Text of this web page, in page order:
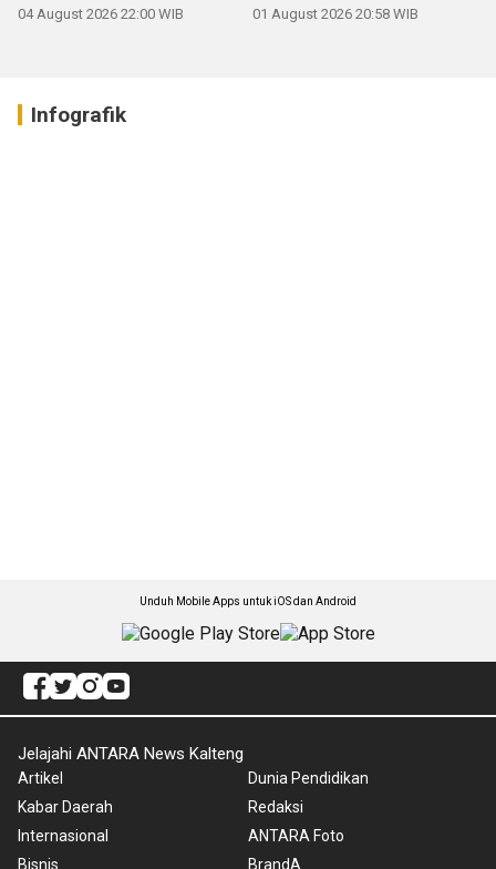
04 August 2026 22:00 WIB 01 August 2026 20:58 WIB
Infografik
Unduh Mobile Apps untuk iOS dan Android
Jelajahi ANTARA News Kalteng
Artikel
Kabar Daerah
Internasional
Bisnis
Dunia Pendidikan
Redaksi
ANTARA Foto
BrandA